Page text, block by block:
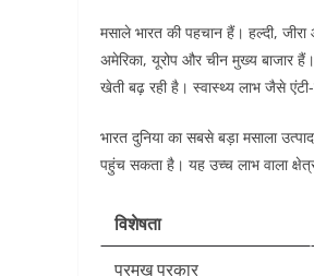
मसाले भारत की पहचान हैं। हल्दी,
अमेरिका, यूरोप और चीन मुख्य बाजार
खेती बढ़ रही है। स्वास्थ्य लाभ जैसे
भारत दुनिया का सबसे बड़ा मसाला
पहुंच सकता है। यह उच्च लाभ वाला
विशेषता
प्रमुख प्रकार